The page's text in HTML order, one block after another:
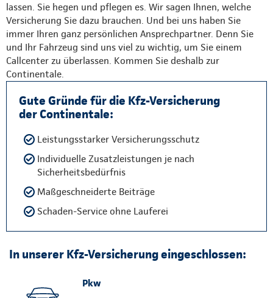
lassen. Sie hegen und pflegen es. Wir sagen Ihnen, welche
Versicherung Sie dazu brauchen. Und bei uns haben Sie
immer Ihren ganz persönlichen Ansprechpartner. Denn Sie
und Ihr Fahrzeug sind uns viel zu wichtig, um Sie einem
Callcenter zu überlassen. Kommen Sie deshalb zur
Continentale.
Gute Gründe für die Kfz-Versicherung
der Continentale:
Leistungsstarker Versicherungsschutz
Individuelle Zusatzleistungen je nach
Sicherheitsbedürfnis
Maßgeschneiderte Beiträge
Schaden-Service ohne Lauferei
In unserer Kfz-Versicherung eingeschlossen:
Pkw